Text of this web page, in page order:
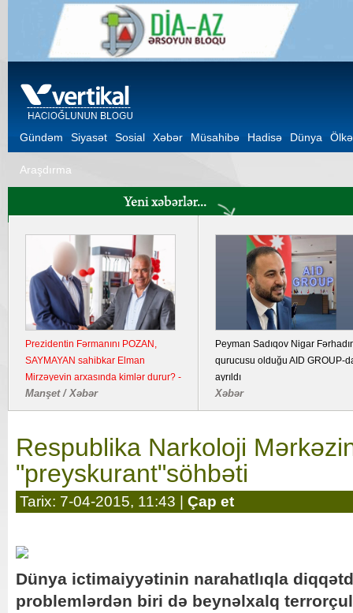
Gündəm Siyasət Sosial Xəbər Müsahibə Hadisə Dünya Ölkə
Araşdırma
Prezidentin Fərmanını POZAN,
SAYMAYAN sahibkar Elman
Mirzəyevin arxasında kimlər durur? -
Kənd təsərrüfatı təyinatlı torpaqda
fəaliyyət göstərən YDM ətrafında
Manşet / Xəbər
Peyman Sadıqov Nigar
qurucusu olduğu AID GROUP-
ayrıldı
Xəbər
Respublika Narkoloji
"preyskurant"söhbəti
Tarix: 7-04-2015, 11:43 | Çap et
Dünya ictimaiyyətinin narahatlıqla
problemlərdən biri də beynəlxalq